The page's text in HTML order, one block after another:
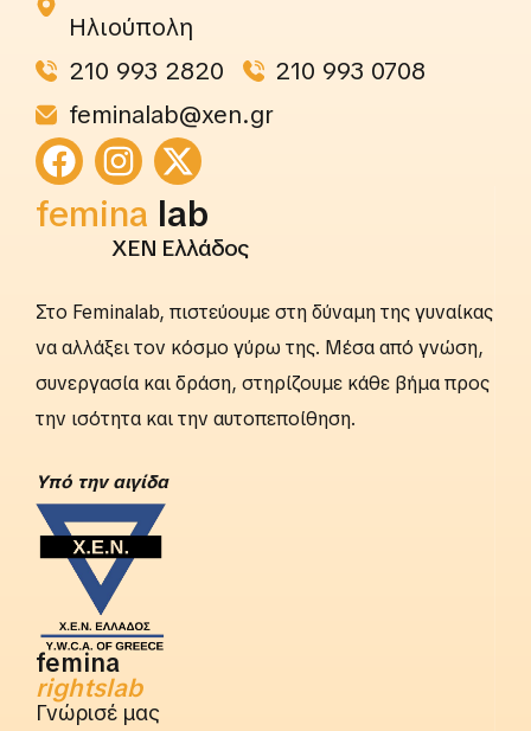
Ηλιούπολη
210 993 2820
210 993 0708
feminalab@xen.gr
femina rightslab
ΧΕΝ Ελλάδος
Στο Feminalab, πιστεύουμε στη δύναμη της γυναίκας
να αλλάξει τον κόσμο γύρω της. Μέσα από γνώση,
συνεργασία και δράση, στηρίζουμε κάθε βήμα προς
την ισότητα και την αυτοπεποίθηση.
Yπό την αιγίδα
femina
rightslab
Γνώρισέ μας